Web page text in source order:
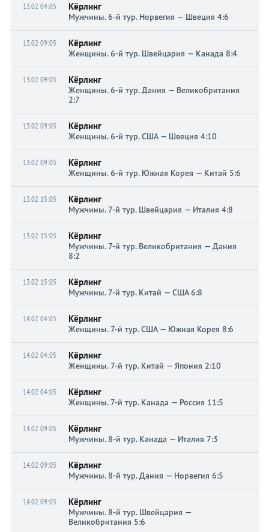
13.02 04:05 Кёрлинг
Мужчины. 6-й тур. Норвегия — Швеция 4:6
13.02 09:05 Кёрлинг
Женщины. 6-й тур. Швейцария — Канада 8:4
13.02 09:05 Кёрлинг
Женщины. 6-й тур. Дания — Великобритания
2:7
13.02 09:05 Кёрлинг
Женщины. 6-й тур. США — Швеция 4:10
13.02 09:05 Кёрлинг
Женщины. 6-й тур. Южная Корея — Китай 5:6
13.02 15:05 Кёрлинг
Мужчины. 7-й тур. Швейцария — Италия 4:8
13.02 15:05 Кёрлинг
Мужчины. 7-й тур. Великобритания — Дания
8:2
13.02 15:05 Кёрлинг
Мужчины. 7-й тур. Китай — США 6:8
14.02 04:05 Кёрлинг
Женщины. 7-й тур. США — Южная Корея 8:6
14.02 04:05 Кёрлинг
Женщины. 7-й тур. Китай — Япония 2:10
14.02 04:05 Кёрлинг
Женщины. 7-й тур. Канада — Россия 11:5
14.02 09:05 Кёрлинг
Мужчины. 8-й тур. Канада — Италия 7:3
14.02 09:05 Кёрлинг
Мужчины. 8-й тур. Дания — Норвегия 6:5
14.02 09:05 Кёрлинг
Мужчины. 8-й тур. Швейцария —
Великобритания 5:6